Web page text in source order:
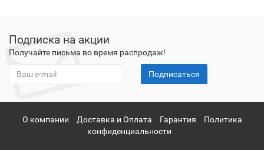
Подписка на акции
Получайте письма во время распродаж!
Подписаться
О компании Доставка и Оплата Гарантия
Политика
конфиденциальности